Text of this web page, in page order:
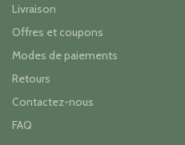
Livraison
Offres et coupons
Modes de paiements
Retours
Contactez-nous
FAQ